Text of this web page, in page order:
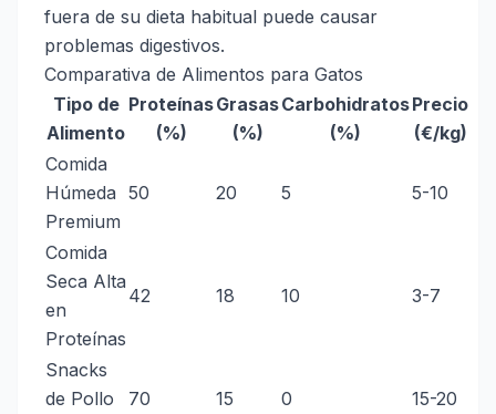
fuera de su dieta habitual puede causar
problemas digestivos.
Comparativa de Alimentos para Gatos
Tipo de
Alimento
Proteínas
(%)
Grasas
(%)
Carbohidratos
(%)
Precio
(€/kg)
Comida
Húmeda
Premium
50 20 5 5-10
Comida
Seca Alta
en
Proteínas
42 18 10 3-7
Snacks
de Pollo
70 15 0 15-20